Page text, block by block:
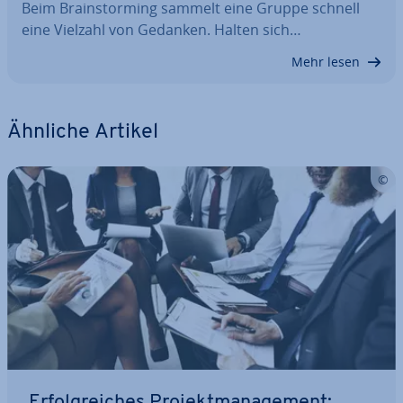
Beim Brain­stor­ming sammelt eine Gruppe schnell
eine Vielzahl von Gedanken. Halten sich…
Mehr lesen
Ähnliche Artikel